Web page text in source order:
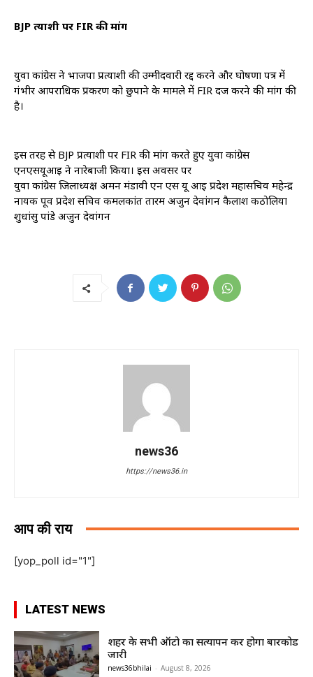
BJP प्रत्याशी पर FIR की मांग
युवा कांग्रेस ने भाजपा प्रत्याशी की उम्मीदवारी रद्द करने और घोषणा पत्र में
गंभीर आपराधिक प्रकरण को छुपाने के मामले में FIR दर्ज करने की मांग की
है।
इस तरह से BJP प्रत्याशी पर FIR की मांग करते हुए युवा कांग्रेस
एनएसयूआई ने नारेबाजी किया। इस अवसर पर
युवा कांग्रेस जिलाध्यक्ष अमन मंडावी एन एस यू आई प्रदेश महासचिव महेन्द्र
नायक पूर्व प्रदेश सचिव कमलकांत तारम अर्जुन देवांगन कैलाश कठोलिया
शुधांसु पांडे अर्जुन देवांगन
news36
https://news36.in
आप की राय
[yop_poll id="1"]
LATEST NEWS
शहर के सभी ऑटो का सत्यापन कर होगा बारकोड
जारी
news36bhilai - August 8, 2026